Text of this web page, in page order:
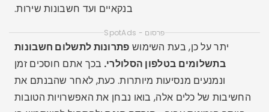
בנקאיים ועד חשבונות שירות.
פרסום - SpotAds
יתר על כן, בעת השימוש פתרונות לתשלום חשבונות
בתשלומים בטלפון הסלולרי. בכך אתם חוסכים זמן
ונמנעים מנסיעות מיותרות. כעת, לאחר שהבנתם את
החשיבות של כלים אלה, בואו נבחן את האפשרויות הטובות